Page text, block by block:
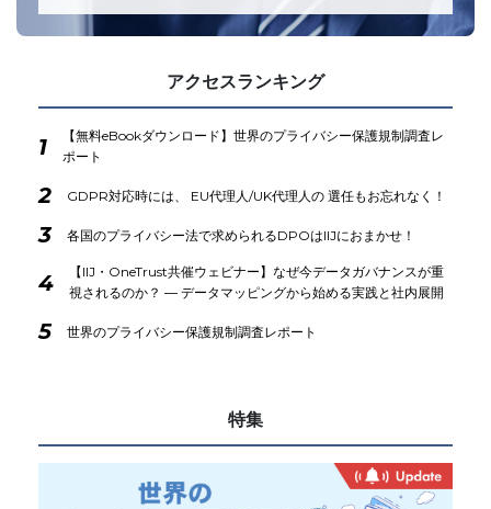
アクセスランキング
1
【無料eBookダウンロード】世界のプライバシー保護規制調査レ
ポート
2 GDPR対応時には、 EU代理人/UK代理人の 選任もお忘れなく！
3 各国のプライバシー法で求められるDPOはIIJにおまかせ！
4
【IIJ・OneTrust共催ウェビナー】なぜ今データガバナンスが重
視されるのか？ ― データマッピングから始める実践と社内展開
5 世界のプライバシー保護規制調査レポート
特集